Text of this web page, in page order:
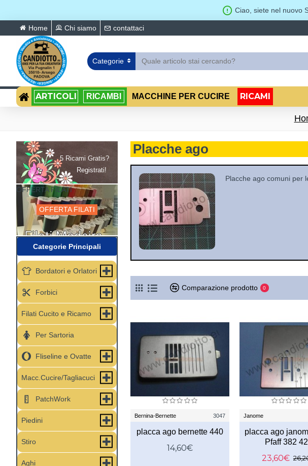
Ciao, siete nel nuovo
Home Chi siamo contattaci
Categorie
ARTICOLI RICAMBI MACCHINE PER CUCIRE RICAMI
Registrati!
5 Ricami Gratis?
OFFERTA FILATI
OFFERTA FILATI
Categorie Principali
Bordatori e Orlatori
Forbici
Filati Cucito e Ricamo
Per Sartoria
Fliseline e Ovatte
Macc.Cucire/Tagliacuci
PatchWork
Piedini
Stiro
Aghi
Placche ago
Placche ago comuni per
Comparazione prodotto 0
Bernina-Bernette 3047
placca ago bernette 440
14,60€
Janome
placca ago
Pfaff 382
23,60€